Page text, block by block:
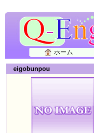
ホーム
eigobunpou